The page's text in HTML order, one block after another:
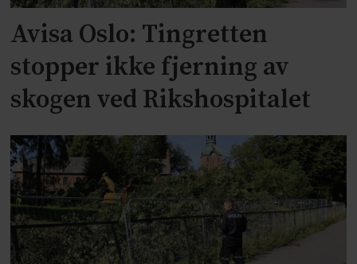
Avisa Oslo: Tingretten
stopper ikke fjerning av
skogen ved Rikshospitalet